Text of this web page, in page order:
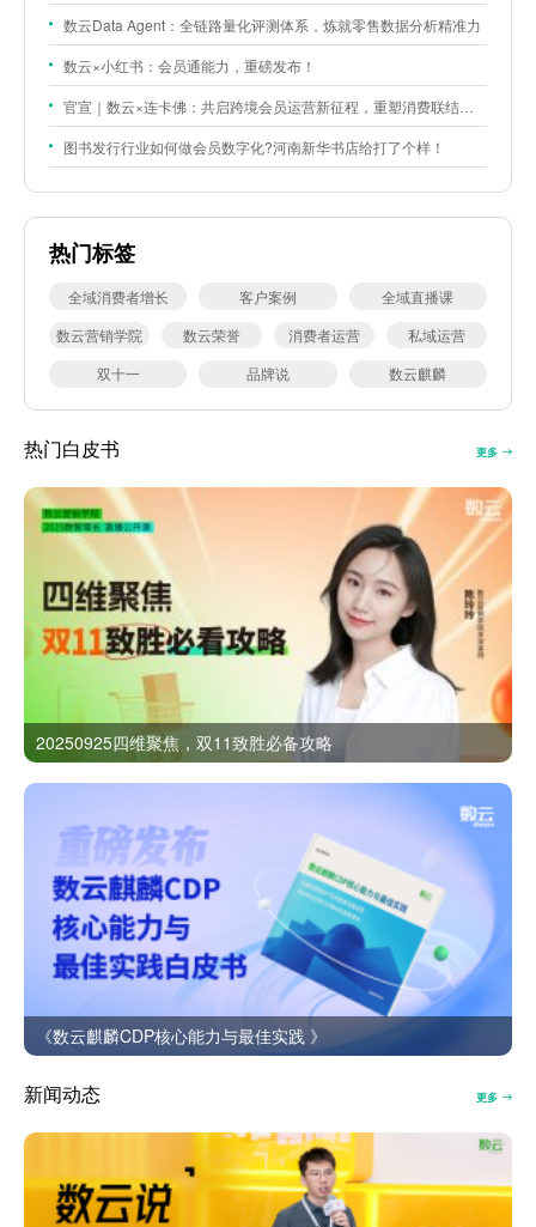
数云Data Agent：全链路量化评测体系，炼就零售数据分析精准力
数云×小红书：会员通能力，重磅发布！
官宣｜数云×连卡佛：共启跨境会员运营新征程，重塑消费联结新体验
图书发行行业如何做会员数字化?河南新华书店给打了个样！
热门标签
全域消费者增长 客户案例
全域直播课
数云营销学院
数云荣誉 消费者运营
私域运营
双十一
品牌说 数云麒麟
热门白皮书 更多
20250925四维聚焦，双11致胜必备攻略
《数云麒麟CDP核心能力与最佳实践 》
新闻动态 更多